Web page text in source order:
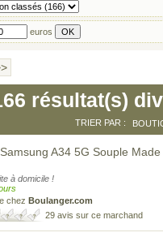
euros
résultat(s)
TRIER PAR :
A34 5G Souple
à domicile !
chez Boulanger.com
29 avis sur ce marchand